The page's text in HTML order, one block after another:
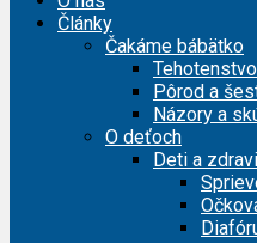
Články
Čakáme bábätko
Tehotenstvo
Pôrod a
Názory a
O deťoch
Deti a